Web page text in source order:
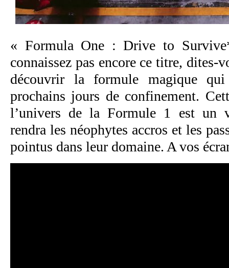
« Formula One : Drive to
connaissez pas encore ce titre, dites-
découvrir la formule magique
prochains jours de confinement.
l’univers de la Formule 1 est un
rendra les néophytes accros et les
pointus dans leur domaine. A vos